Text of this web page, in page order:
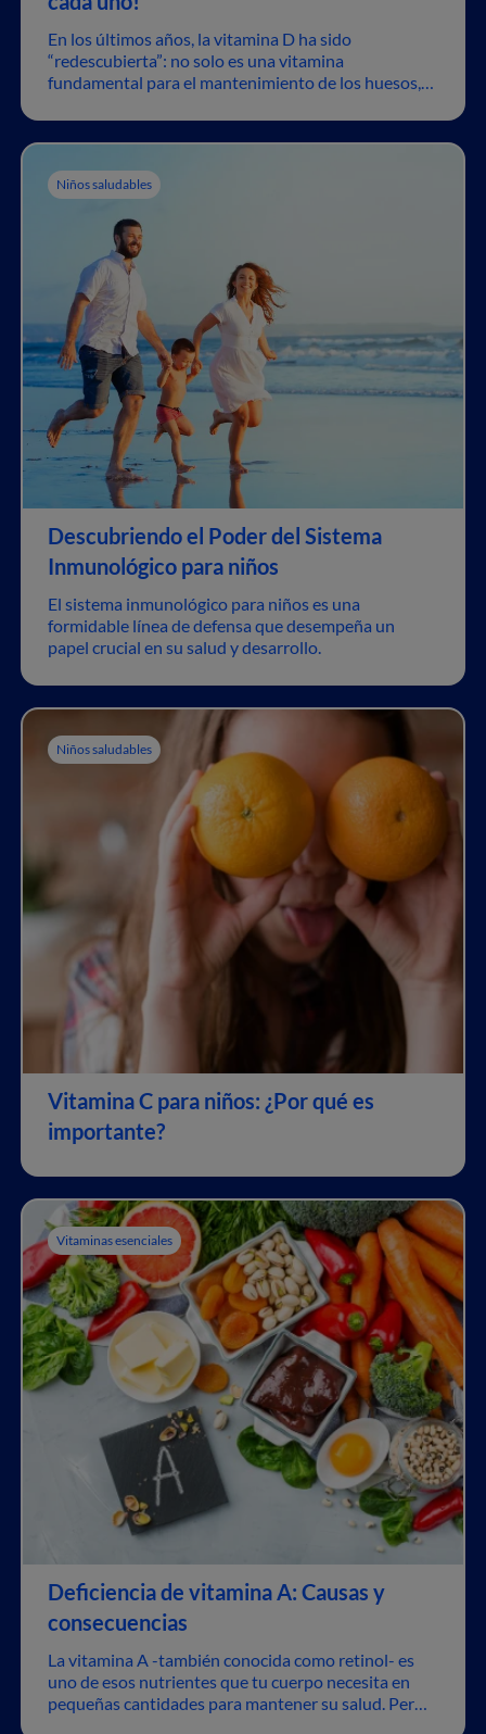
En los últimos años, la vitamina D ha sido
“redescubierta”: no solo es una vitamina
fundamental para el mantenimiento de los huesos,
muchas funciones!
Niños saludables
Descubriendo el Poder del Sistema
Inmunológico para niños
El sistema inmunológico para niños es una
formidable línea de defensa que desempeña un
papel crucial en su salud y desarrollo.
Niños saludables
Vitamina C para niños: ¿Por qué es
importante?
Vitaminas esenciales
Deficiencia de vitamina A: Causas y
consecuencias
La vitamina A -también conocida como retinol- es
uno de esos nutrientes que tu cuerpo necesita en
pequeñas cantidades para mantener su salud. Pero